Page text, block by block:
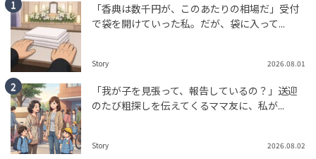
「香典は数千円が、このあたりの相場だ」受付
で袋を開けていった私。だが、袋に入って...
Story 2026.08.01
「我が子を見張って、報告しているの？」送迎
のたび粗探しを伝えてくるママ友に、私が...
Story 2026.08.02